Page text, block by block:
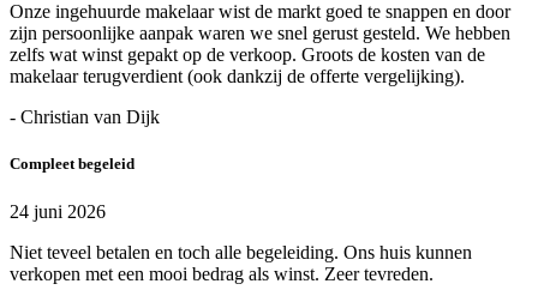
Onze ingehuurde makelaar wist de markt goed te snappen en door
zijn persoonlijke aanpak waren we snel gerust gesteld. We hebben
zelfs wat winst gepakt op de verkoop. Groots de kosten van de
makelaar terugverdient (ook dankzij de offerte vergelijking).
- Christian van Dijk
Compleet begeleid
24 juni 2026
Niet teveel betalen en toch alle begeleiding. Ons huis kunnen
verkopen met een mooi bedrag als winst. Zeer tevreden.